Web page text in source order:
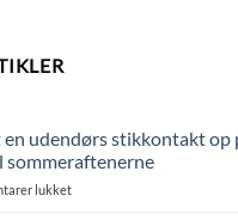
en udendørs stikkontakt op
sommeraftenerne
lukkettil